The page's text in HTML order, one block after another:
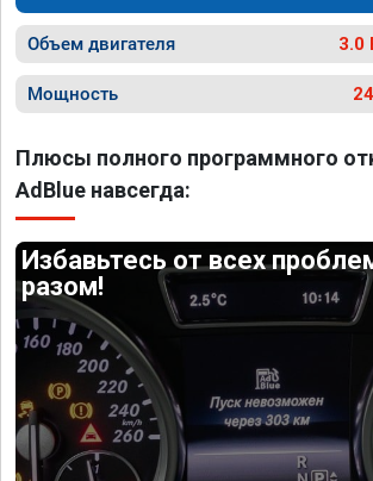
Объем двигателя 3.0
Мощность
Плюсы полного программного
AdBlue навсегда:
Избавьтесь от всех
разом!